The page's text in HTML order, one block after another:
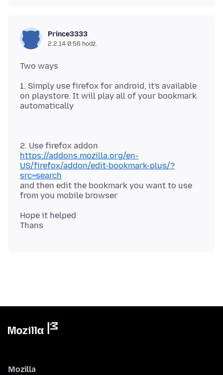
Prince3333
2.2.14 0:56 hodź.
1. Simply use firefox for android, it's available
on playstore. It will play all of your bookmark
2. Use firefox addon
https://addons.mozilla.org/en-
US/firefox/addon/edit-bookmark-plus/?
src=search
and then edit the bookmark you want to use
Hope it helped
Mozilla